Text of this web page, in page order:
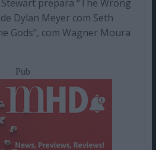
prepara “The Wrong
Dylan Meyer com Seth
Gods”, com Wagner Moura
Pub